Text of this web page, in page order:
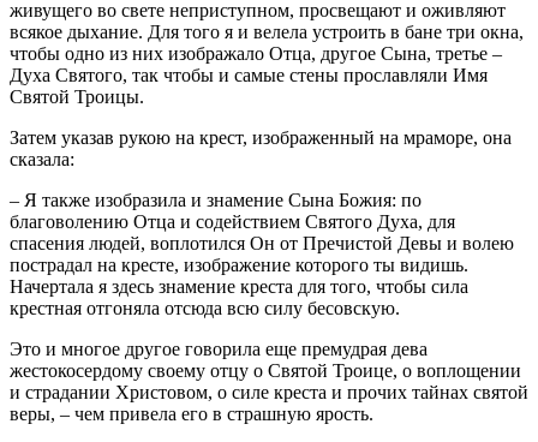
живущего во свете неприступном, просвещают и оживляют
всякое дыхание. Для того я и велела устроить в бане три окна,
чтобы одно из них изображало Отца, другое Сына, третье –
Духа Святого, так чтобы и самые стены прославляли Имя
Святой Троицы.
Затем указав рукою на крест, изображенный на мраморе, она
сказала:
– Я также изобразила и знамение Сына Божия: по
благоволению Отца и содействием Святого Духа, для
спасения людей, воплотился Он от Пречистой Девы и волею
пострадал на кресте, изображение которого ты видишь.
Начертала я здесь знамение креста для того, чтобы сила
крестная отгоняла отсюда всю силу бесовскую.
Это и многое другое говорила еще премудрая дева
жестокосердому своему отцу о Святой Троице, о воплощении
и страдании Христовом, о силе креста и прочих тайнах святой
веры, – чем привела его в страшную ярость.